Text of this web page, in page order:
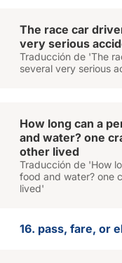
The race car
very serious
Traducción de 'The
several very serious
How long can a
and water? one
other lived
Traducción de 'How
food and water? one
lived'
16. pass, fare, or